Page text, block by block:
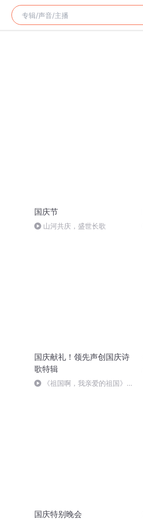
国庆节
山河共庆，盛世长歌
国庆献礼！领先声创国庆诗
歌特辑
《祖国啊，我亲爱的祖国》温
国庆特别晚会